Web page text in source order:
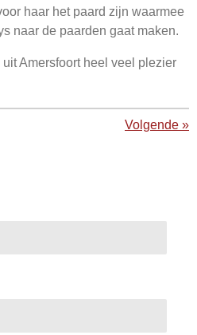
haar het paard zijn waarmee
naar de paarden gaat maken.
Amersfoort heel veel plezier
Volgende »